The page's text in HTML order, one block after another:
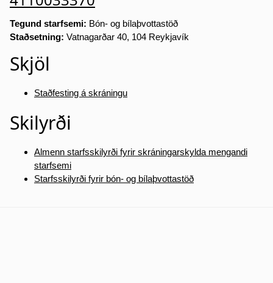
Tegund starfsemi: Bón- og bílaþvottastöð
Staðsetning: Vatnagarðar 40, 104 Reykjavík
Skjöl
Staðfesting á skráningu
Skilyrði
Almenn starfsskilyrði fyrir skráningarskylda mengandi
starfsemi
Starfsskilyrði fyrir bón- og bílaþvottastöð